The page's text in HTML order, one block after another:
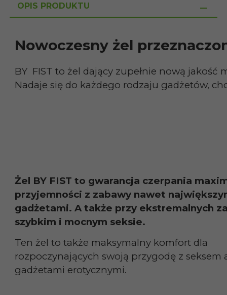
OPIS PRODUKTU
Nowoczesny żel
BY FIST to żel dający zupełnie nową
Nadaje się do każdego rodzaju gadżetów,
Żel BY FIST to gwarancja czerpania
przyjemności z zabawy nawet
gadżetami. A także przy ekstremalnych
szybkim i mocnym seksie.
Ten żel to także maksymalny komfort dla
rozpoczynających swoją przygodę z seksem
gadżetami erotycznymi.